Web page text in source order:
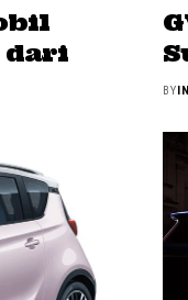
dari
BY